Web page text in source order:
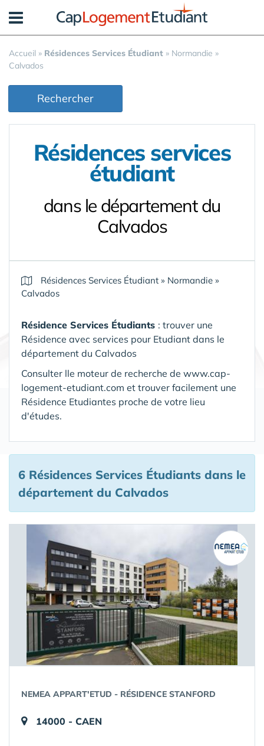
Accueil » Résidences Services Étudiant » Normandie »
Calvados
Rechercher
Résidences services
étudiant
dans le département du
Calvados
Résidences Services Étudiant » Normandie »
Calvados
Résidence Services Étudiants : trouver une
Résidence avec services pour Etudiant dans le
département du Calvados
Consulter lle moteur de recherche de www.cap-
logement-etudiant.com et trouver facilement une
Résidence Etudiantes proche de votre lieu
d'études.
6 Résidences Services Étudiants dans le
département du Calvados
NEMEA APPART'ETUD - RÉSIDENCE STANFORD
14000 - CAEN